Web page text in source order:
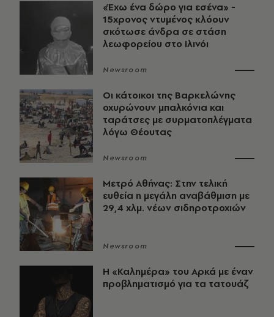
«Έχω ένα δώρο για εσένα» -
15χρονος ντυμένος κλόουν
σκότωσε άνδρα σε στάση
λεωφορείου στο Ιλινόι
Newsroom
Οι κάτοικοι της Βαρκελώνης
οχυρώνουν μπαλκόνια και
ταράτσες με συρματοπλέγματα
λόγω Θέουτας
Newsroom
Μετρό Αθήνας: Στην τελική
ευθεία η μεγάλη αναβάθμιση με
29,4 χλμ. νέων σιδηροτροχιών
Newsroom
Η «Καλημέρα» του Αρκά με έναν
προβληματισμό για τα τατουάζ